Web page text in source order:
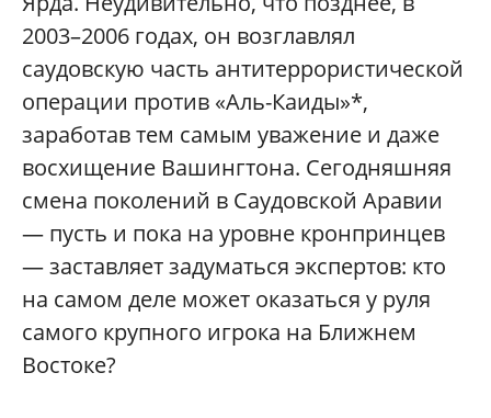
2003–2006 годах, он возглавлял
саудовскую часть антитеррористической
операции против «Аль-Каиды»*,
заработав тем самым уважение и даже
восхищение Вашингтона. Сегодняшняя
смена поколений в Саудовской Аравии
— пусть и пока на уровне кронпринцев
— заставляет задуматься экспертов: кто
на самом деле может оказаться у руля
самого крупного игрока на Ближнем
Востоке?